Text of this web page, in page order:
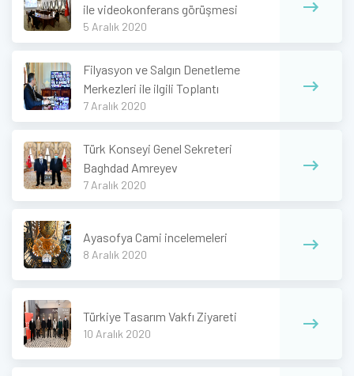
ile videokonferans görüşmesi
5 Aralık 2020
Filyasyon ve Salgın Denetleme
Merkezleri ile ilgili Toplantı
7 Aralık 2020
Türk Konseyi Genel Sekreteri
Baghdad Amreyev
7 Aralık 2020
Ayasofya Cami incelemeleri
8 Aralık 2020
Türkiye Tasarım Vakfı Ziyareti
10 Aralık 2020